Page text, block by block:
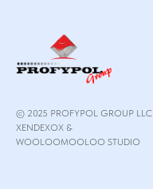
© 2025 PROFYPOL GROUP LLC
XENDEXOX &
WOOLOOMOOLOO STUDIO